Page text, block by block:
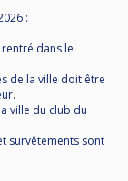
:
dans le
de la ville doit être
ville du club du
survêtements sont